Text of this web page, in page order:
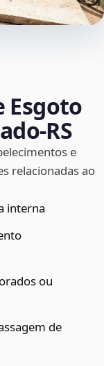
Esgoto
e
relacionadas ao
interna
ou
de